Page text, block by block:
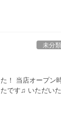
未分類
！ 当店オープン
です♫ いただいた